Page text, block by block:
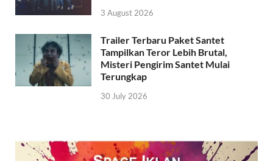
3 August 2026
Trailer Terbaru Paket Santet
Tampilkan Teror Lebih Brutal,
Misteri Pengirim Santet Mulai
Terungkap
30 July 2026